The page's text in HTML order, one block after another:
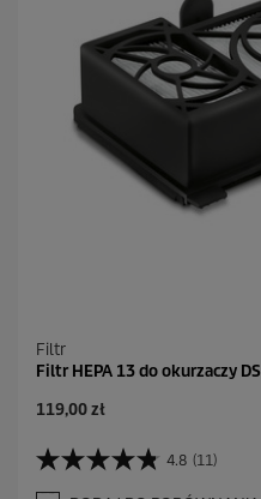
Filtr
Filtr HEPA 13 do okurzaczy DS
A
t
u
a
119,00 zł
4.8 (11)
4
.